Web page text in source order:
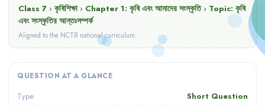
Class 7 › কৃষিশিক্ষা › Chapter 1: কৃষি এবং আমাদের সংস্কৃতি › Topic: কৃষি
এবং সংস্কৃতির আন্তঃসম্পর্ক
Aligned to the NCTB national curriculum.
QUESTION AT A GLANCE
Type Short Question